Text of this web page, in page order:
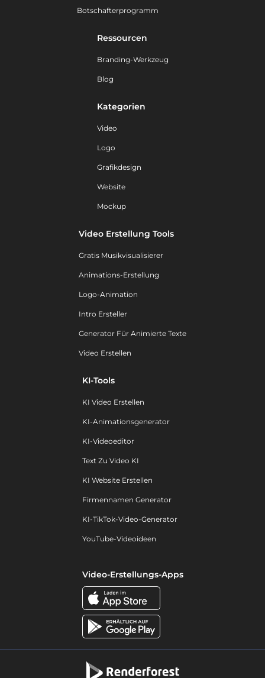
Botschafterprogramm
Ressourcen
Branding-Werkzeug
Blog
Kategorien
Video
Logo
Grafikdesign
Website
Mockup
Video Erstellung Tools
Gratis Musikvisualisierer
Animations-Erstellung
Logo-Animation
Intro Ersteller
Generator Für Animierte Texte
Video Erstellen
KI-Tools
KI Video Erstellen
KI-Animationsgenerator
KI-Videoeditor
Text Zu Video KI
KI Website Erstellen
Firmennamen Generator
KI-TikTok-Video-Generator
YouTube-Videoideen
Video-Erstellungs-Apps